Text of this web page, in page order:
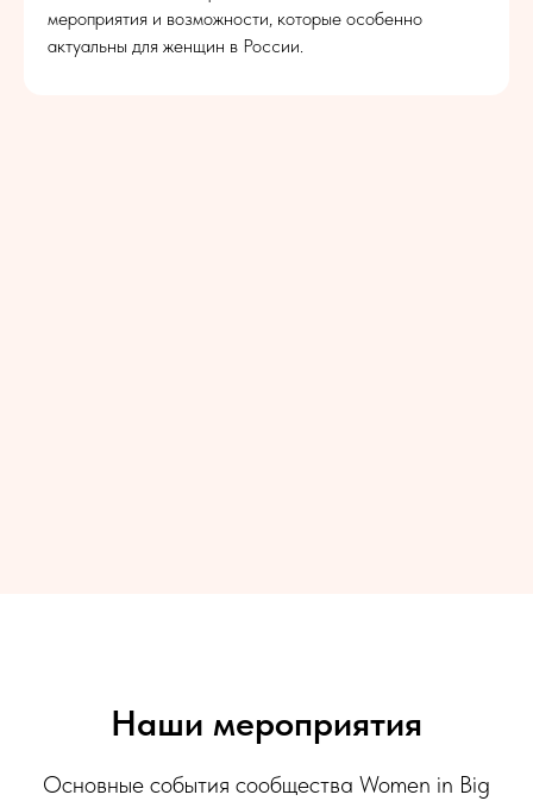
мероприятия и возможности, которые особенно
актуальны для женщин в России.
Наши мероприятия
Основные события сообщества Women in Big